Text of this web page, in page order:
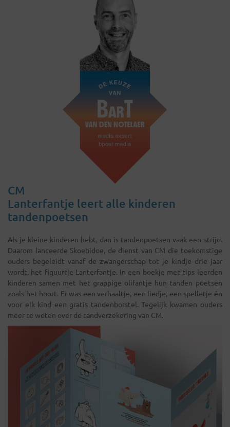
CM
Lanterfantje leert alle kinderen
tandenpoetsen
Als je kleine kinderen hebt, dan is tandenpoetsen vaak een strijd.
Daarom lanceerde Skoebidoe, de dienst van CM die toekomstige
ouders begeleidt vanaf de zwangerschap tot je kindje drie jaar
wordt, het figuurtje Lanterfantje. In een boekje met tips leerden
kinderen samen met het grappige olifantje hun tanden poetsen
zoals het hoort. Er was een verhaaltje, een liedje, een spelletje én
voor elk kind een gratis tandenborstel. Tegelijk kwamen ouders
meer te weten over de tandverzekering van CM.